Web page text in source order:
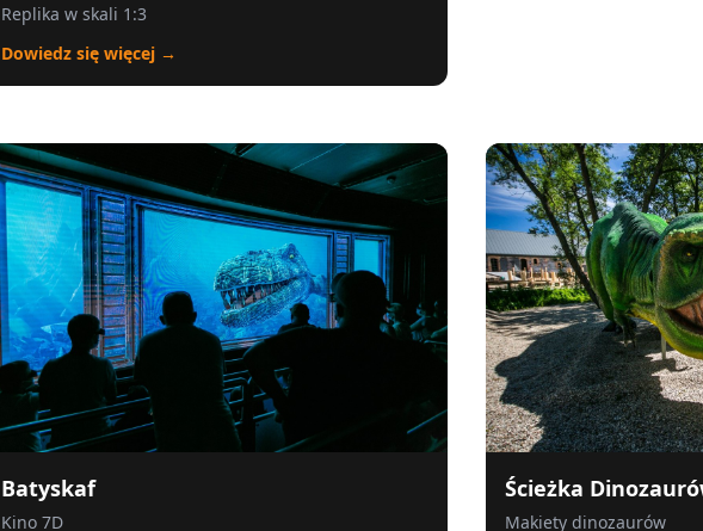
Replika w skali 1:3
Dowiedz się więcej →
Batyskaf
Kino 7D
Ścieżka
Makiety dinozaurów